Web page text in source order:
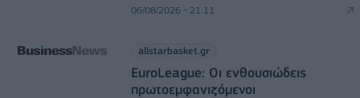
06/08/2026 - 21:11
allstarbasket.gr
EuroLeague: Οι ενθουσιώδεις
πρωτοεμφανιζόμενοι